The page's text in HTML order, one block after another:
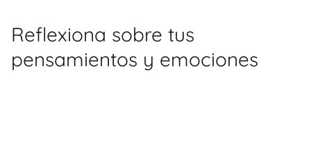
Reflexiona sobre tus
pensamientos y emociones